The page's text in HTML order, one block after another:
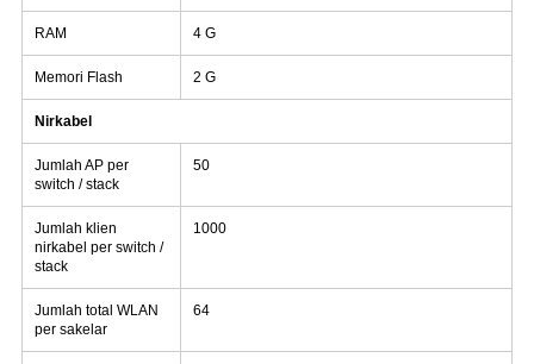
RAM 4 G
Memori Flash 2 G
Nirkabel
Jumlah AP per
switch / stack
50
Jumlah klien
nirkabel per switch /
stack
1000
Jumlah total WLAN
per sakelar
64